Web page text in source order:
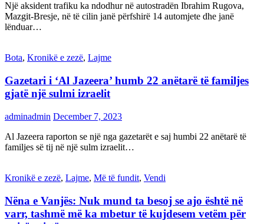
Një aksident trafiku ka ndodhur në autostradën Ibrahim Rugova,
Mazgit-Bresje, në të cilin janë përfshirë 14 automjete dhe janë
lënduar…
Bota, Kronikë e zezë, Lajme
Gazetari i ‘Al Jazeera’ humb 22 anëtarë të familjes
gjatë një sulmi izraelit
adminadmin December 7, 2023
Al Jazeera raporton se një nga gazetarët e saj humbi 22 anëtarë të
familjes së tij në një sulm izraelit…
Kronikë e zezë, Lajme, Më të fundit, Vendi
Nëna e Vanjës: Nuk mund ta besoj se ajo është në
varr, tashmë më ka mbetur të kujdesem vetëm për